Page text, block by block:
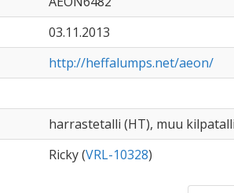
03.11.2013
http://heffalumps.net/aeon/
harrastetalli (HT), muu
Ricky (VRL-10328)